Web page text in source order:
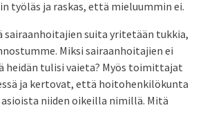
työläs ja raskas, että mieluummin ei.
sairaanhoitajien suita yritetään tukkia,
Miksi sairaanhoitajien ei
heidän tulisi vaieta? Myös toimittajat
ja kertovat, että hoitohenkilökunta
niiden oikeilla nimillä. Mitä